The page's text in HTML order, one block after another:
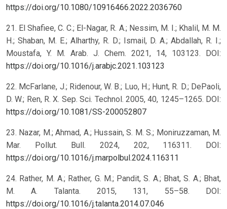
https://doi.org/10.1080/10916466.2022.2036760
21. El Shafiee, C. C.; El-Nagar, R. A.; Nessim, M. I.; Khalil, M. M.
H.; Shaban, M. E.; Alharthy, R. D.; Ismail, D. A.; Abdallah, R. I.;
Moustafa, Y. M. Arab. J. Chem. 2021, 14, 103123. DOI:
https://doi.org/10.1016/j.arabjc.2021.103123
22. McFarlane, J.; Ridenour, W. B.; Luo, H.; Hunt, R. D.; DePaoli,
D. W.; Ren, R. X. Sep. Sci. Technol. 2005, 40, 1245–1265. DOI:
https://doi.org/10.1081/SS-200052807
23. Nazar, M.; Ahmad, A.; Hussain, S. M. S.; Moniruzzaman, M.
Mar. Pollut. Bull. 2024, 202, 116311. DOI:
https://doi.org/10.1016/j.marpolbul.2024.116311
24. Rather, M. A.; Rather, G. M.; Pandit, S. A.; Bhat, S. A.; Bhat,
M. A. Talanta. 2015, 131, 55–58. DOI:
https://doi.org/10.1016/j.talanta.2014.07.046